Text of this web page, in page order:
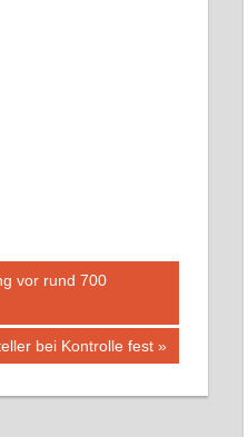
vor rund 700
bei Kontrolle fest